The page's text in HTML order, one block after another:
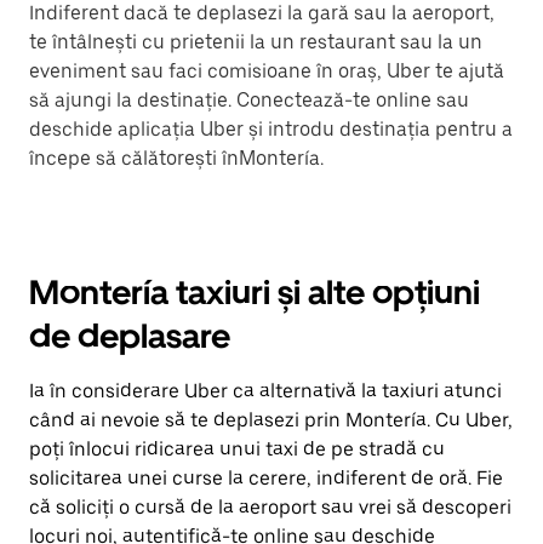
Indiferent dacă te deplasezi la gară sau la aeroport,
te întâlnești cu prietenii la un restaurant sau la un
eveniment sau faci comisioane în oraș, Uber te ajută
să ajungi la destinație. Conectează-te online sau
deschide aplicația Uber și introdu destinația pentru a
începe să călătorești înMontería.
Montería taxiuri și alte opțiuni
de deplasare
Ia în considerare Uber ca alternativă la taxiuri atunci
când ai nevoie să te deplasezi prin Montería. Cu Uber,
poți înlocui ridicarea unui taxi de pe stradă cu
solicitarea unei curse la cerere, indiferent de oră. Fie
că soliciți o cursă de la aeroport sau vrei să descoperi
locuri noi, autentifică-te online sau deschide